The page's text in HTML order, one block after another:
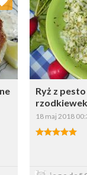
Ryż z
rzodkiewek
18 maj 2018